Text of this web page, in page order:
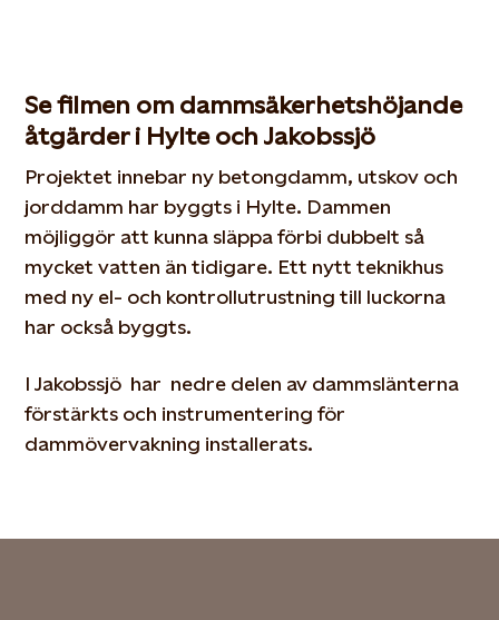
Se filmen om dammsäkerhetshöjande
åtgärder i Hylte och Jakobssjö
Projektet innebar ny betongdamm, utskov och
jorddamm har byggts i Hylte. Dammen
möjliggör att kunna släppa förbi dubbelt så
mycket vatten än tidigare. Ett nytt teknikhus
med ny el- och kontrollutrustning till luckorna
har också byggts.
I Jakobssjö har nedre delen av dammslänterna
förstärkts och instrumentering för
dammövervakning installerats.